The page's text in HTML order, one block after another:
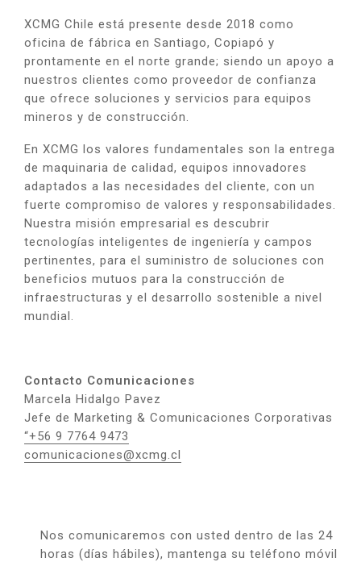
XCMG Chile está presente desde 2018 como
oficina de fábrica en Santiago, Copiapó y
prontamente en el norte grande; siendo un apoyo a
nuestros clientes como proveedor de confianza
que ofrece soluciones y servicios para equipos
mineros y de construcción.
En XCMG los valores fundamentales son la entrega
de maquinaria de calidad, equipos innovadores
adaptados a las necesidades del cliente, con un
fuerte compromiso de valores y responsabilidades.
Nuestra misión empresarial es descubrir
tecnologías inteligentes de ingeniería y campos
pertinentes, para el suministro de soluciones con
beneficios mutuos para la construcción de
infraestructuras y el desarrollo sostenible a nivel
mundial.
Contacto Comunicaciones
Marcela Hidalgo Pavez
Jefe de Marketing & Comunicaciones Corporativas
“+56 9 7764 9473
comunicaciones@xcmg.cl
Nos comunicaremos con usted dentro de las 24
horas (días hábiles), mantenga su teléfono móvil